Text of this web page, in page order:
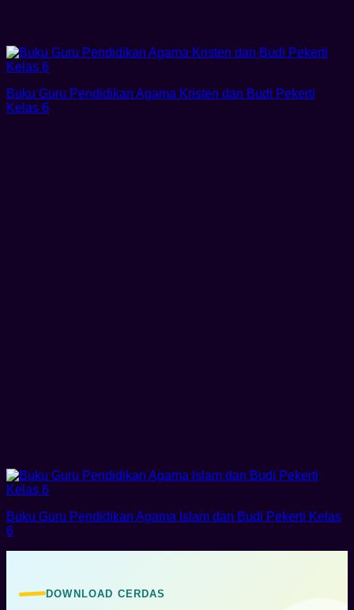
Buku Guru Pendidikan Agama Kristen dan Budi Pekerti
Kelas 6
Buku Guru Pendidikan Agama Islam dan Budi Pekerti Kelas
6
DOWNLOAD CERDAS